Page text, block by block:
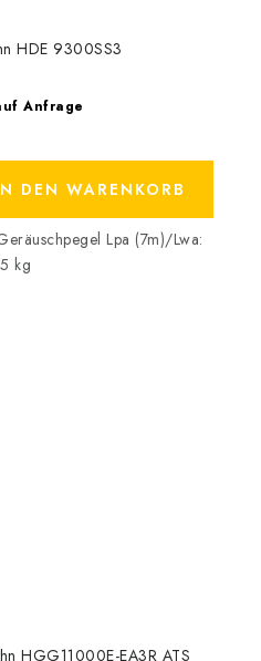
HDE 9300SS3
Anfrage
DEN WARENKORB
Lpa (7m)/Lwa:
kg
HGG11000E-EA3R ATS